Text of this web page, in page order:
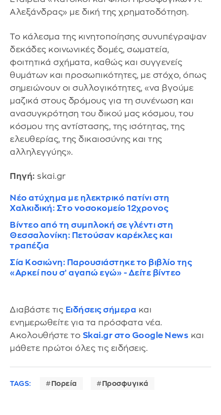
Αλεξάνδρας» με δική της χρηματοδότηση.
Το κάλεσμα της κινητοποίησης συνυπέγραψαν
δεκάδες κοινωνικές δομές, σωματεία,
φοιτητικά σχήματα, καθώς και συγγενείς
θυμάτων και προσωπικότητες, με στόχο, όπως
σημειώνουν οι συλλογικότητες, «να βγούμε
μαζικά στους δρόμους για τη συνένωση και
ανασυγκρότηση του δικού μας κόσμου, του
κόσμου της αντίστασης, της ισότητας, της
ελευθερίας, της δικαιοσύνης και της
αλληλεγγύης».
Πηγή: skai.gr
Νέο ατύχημα με ηλεκτρικό πατίνι στη
Χαλκιδική: Στο νοσοκομείο 12χρονος
Βίντεο από τη συμπλοκή σε γλέντι στη
Θεσσαλονίκη: Πετούσαν καρέκλες και
τραπέζια
Σία Κοσιώνη: Παρουσιάστηκε το βιβλίο της
«Αρκεί που σ’ αγαπώ εγώ» - Δείτε βίντεο
Διαβάστε τις Ειδήσεις σήμερα και
ενημερωθείτε για τα πρόσφατα νέα.
Ακολουθήστε το Skai.gr στο Google News και
μάθετε πρώτοι όλες τις ειδήσεις.
TAGS: Πορεία Προσφυγικά